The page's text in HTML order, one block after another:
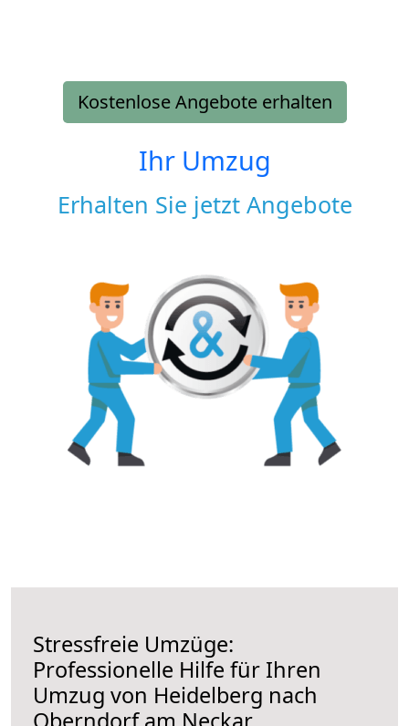
Kostenlose Angebote erhalten
Ihr Umzug
Erhalten Sie jetzt Angebote
Stressfreie Umzüge:
Professionelle Hilfe für Ihren
Umzug von Heidelberg nach